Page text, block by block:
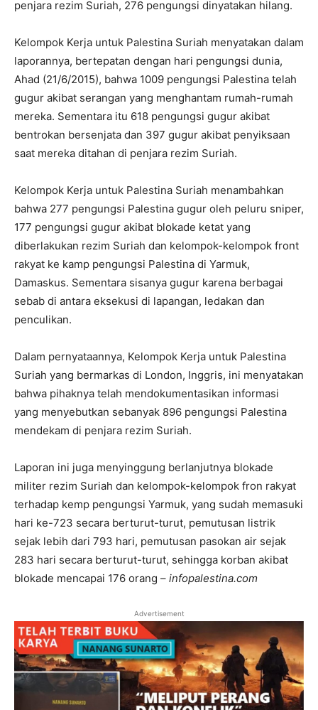
penjara rezim Suriah, 276 pengungsi dinyatakan hilang.
Kelompok Kerja untuk Palestina Suriah menyatakan dalam
laporannya, bertepatan dengan hari pengungsi dunia,
Ahad (21/6/2015), bahwa 1009 pengungsi Palestina telah
gugur akibat serangan yang menghantam rumah-rumah
mereka. Sementara itu 618 pengungsi gugur akibat
bentrokan bersenjata dan 397 gugur akibat penyiksaan
saat mereka ditahan di penjara rezim Suriah.
Kelompok Kerja untuk Palestina Suriah menambahkan
bahwa 277 pengungsi Palestina gugur oleh peluru sniper,
177 pengungsi gugur akibat blokade ketat yang
diberlakukan rezim Suriah dan kelompok-kelompok front
rakyat ke kamp pengungsi Palestina di Yarmuk,
Damaskus. Sementara sisanya gugur karena berbagai
sebab di antara eksekusi di lapangan, ledakan dan
penculikan.
Dalam pernyataannya, Kelompok Kerja untuk Palestina
Suriah yang bermarkas di London, Inggris, ini menyatakan
bahwa pihaknya telah mendokumentasikan informasi
yang menyebutkan sebanyak 896 pengungsi Palestina
mendekam di penjara rezim Suriah.
Laporan ini juga menyinggung berlanjutnya blokade
militer rezim Suriah dan kelompok-kelompok fron rakyat
terhadap kemp pengungsi Yarmuk, yang sudah memasuki
hari ke-723 secara berturut-turut, pemutusan listrik
sejak lebih dari 793 hari, pemutusan pasokan air sejak
283 hari secara berturut-turut, sehingga korban akibat
blokade mencapai 176 orang – infopalestina.com
Advertisement